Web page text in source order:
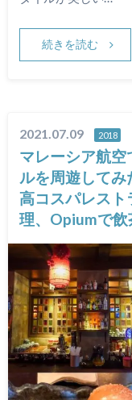
続きを読む
2021.07.09 2018
マレーシア航
ルを周遊して
高コスパレス
理、Opiumで飲